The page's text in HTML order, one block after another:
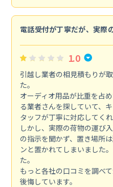
電話受付が丁寧だが、実際
1.0
引越し業者の相見積もりが
た。
オーディオ用品が比重を占
る業者さんを探していて、
タッフが丁寧に対応してく
しかし、実際の荷物の運び
の指示を聞かず、置き場所
ンと置かれてしまいました
た。
もっと各社の口コミを調べ
後悔しています。